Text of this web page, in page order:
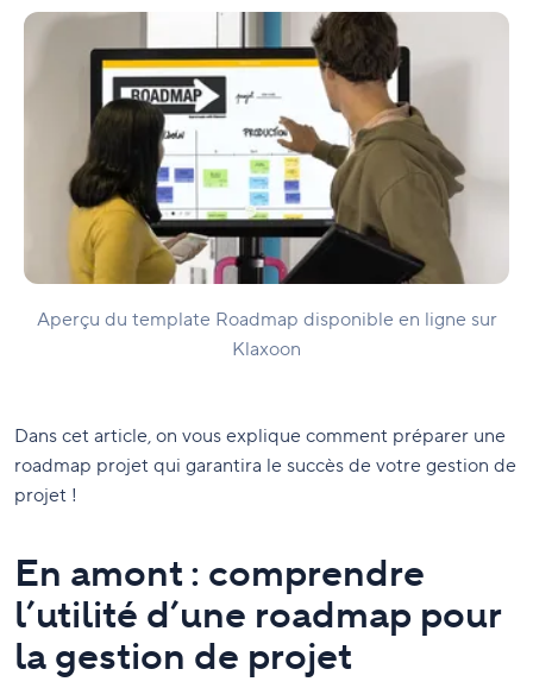
Aperçu du template Roadmap disponible en ligne sur
Klaxoon
Dans cet article, on vous explique comment préparer une
roadmap projet qui garantira le succès de votre gestion de
projet !
En amont : comprendre
l’utilité d’une roadmap pour
la gestion de projet